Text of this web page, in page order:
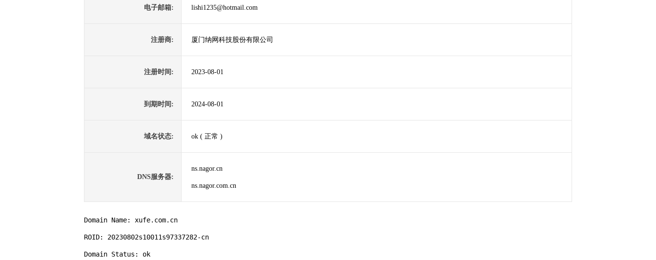
电子邮箱: lishi1235@hotmail.com
注册商: 厦门纳网科技股份有限公司
注册时间: 2023-08-01
到期时间: 2024-08-01
域名状态: ok ( 正常 )
DNS服务器:
ns.nagor.cn
ns.nagor.com.cn
Domain Name: xufe.com.cn
ROID: 20230802s10011s97337282-cn
Domain Status: ok